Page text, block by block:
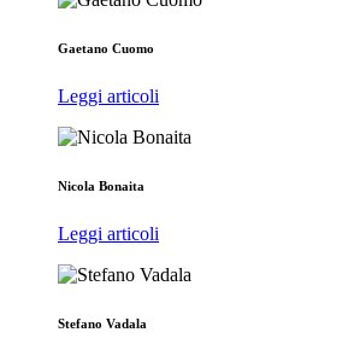
Gaetano Cuomo
Leggi articoli
Nicola Bonaita
Leggi articoli
Stefano Vadala